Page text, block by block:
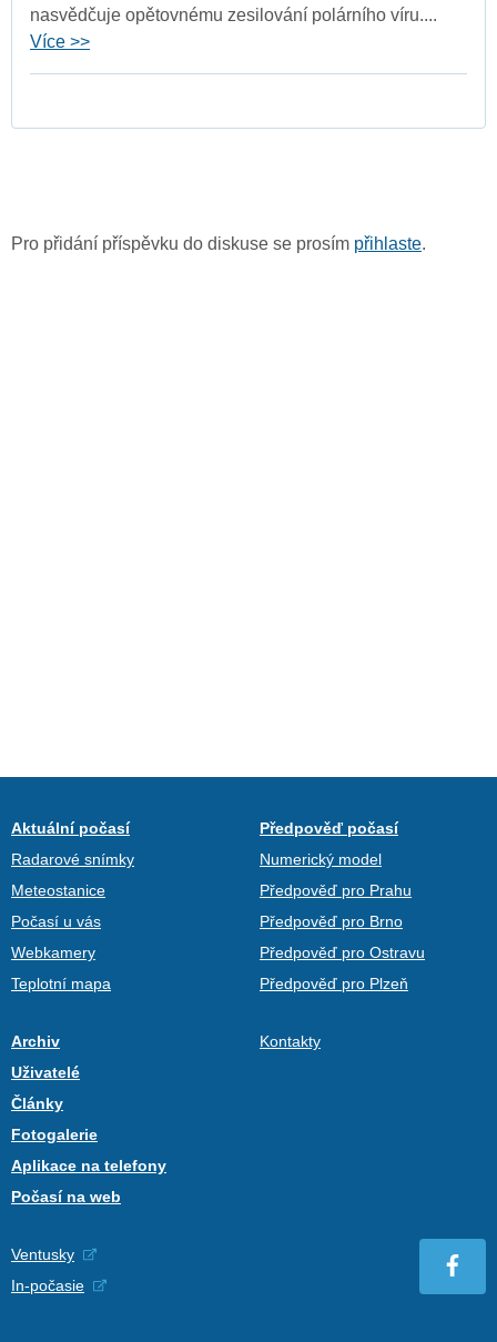
nasvědčuje opětovnému zesilování polárního víru....
Více >>
Pro přidání příspěvku do diskuse se prosím přihlaste.
Aktuální počasí
Radarové snímky
Meteostanice
Počasí u vás
Webkamery
Teplotní mapa
Předpověď počasí
Numerický model
Předpověď pro Prahu
Předpověď pro Brno
Předpověď pro Ostravu
Předpověď pro Plzeň
Archiv
Uživatelé
Články
Fotogalerie
Aplikace na telefony
Počasí na web
Kontakty
Ventusky
In-počasie